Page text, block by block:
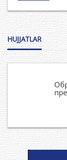
HUJJATLAR